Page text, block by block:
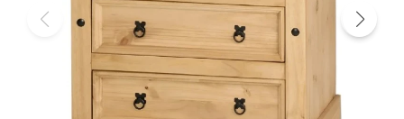
Accesorios